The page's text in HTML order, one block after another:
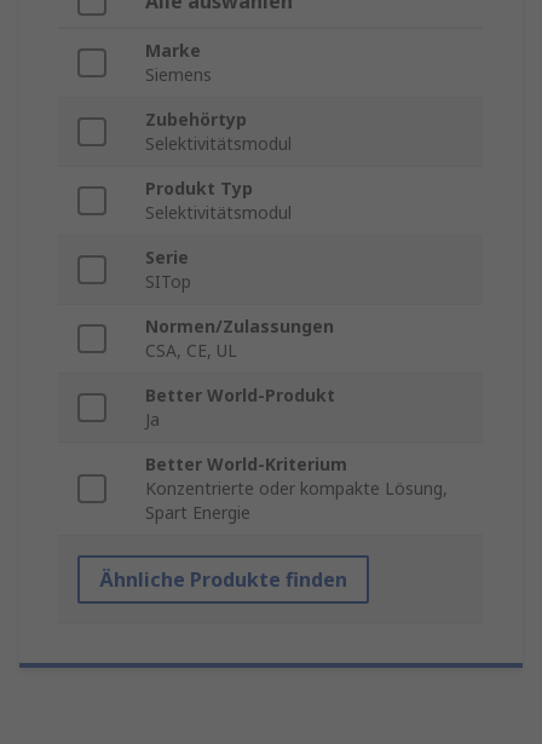
Marke
Siemens
Zubehörtyp
Selektivitätsmodul
Produkt Typ
Selektivitätsmodul
Serie
SITop
Normen/Zulassungen
CSA, CE, UL
Better World-Produkt
Ja
Better World-Kriterium
Konzentrierte oder kompakte Lösung,
Spart Energie
Ähnliche Produkte finden